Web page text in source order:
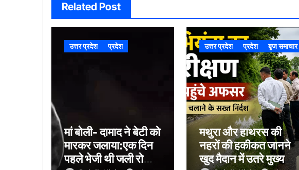
Related Post
उत्तर प्रदेश प्रदेश
मां बोली- दामाद ने बेटी को
मारकर जलाया:एक दिन
पहले भेजी थी जली रोटी
उत्तर प्रदेश प्रदेश बृज समाचार
मथुरा और हाथरस की
नहरों की हकीकत जानने
खुद मैदान में उतरे मुख्य